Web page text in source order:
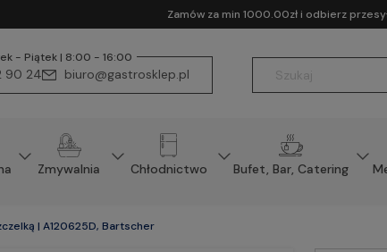
Zamów za min 1000.00zł i odbierz
- Piątek | 8:00 - 16:00
90 24 biuro@gastrosklep.pl
Zmywalnia Chłodnictwo Bufet, Bar, Catering
| A120625D, Bartscher